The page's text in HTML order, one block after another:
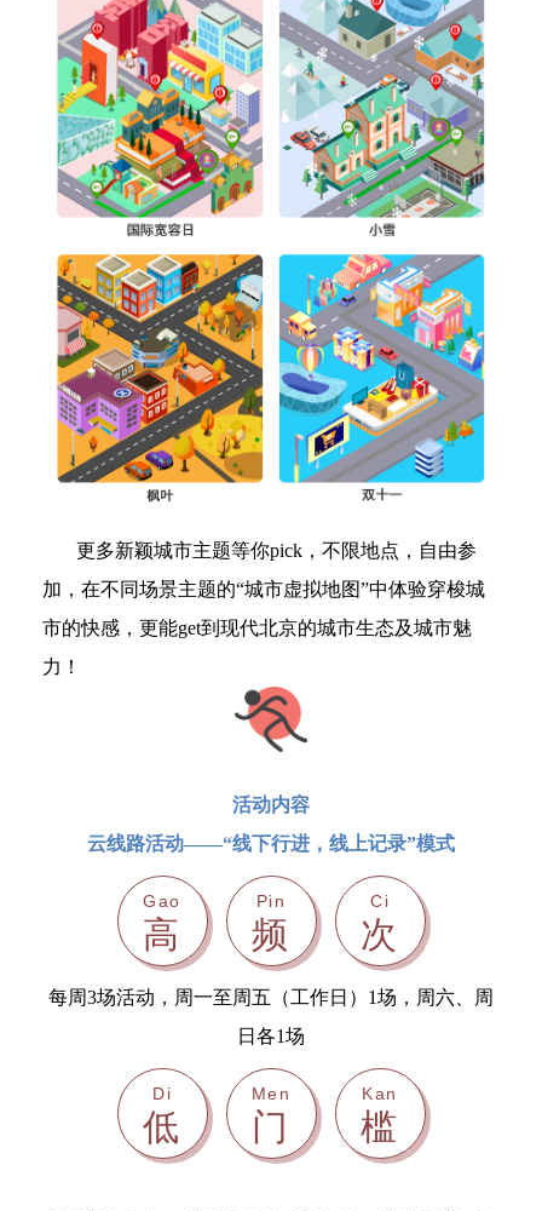
更多新颖城市主题等你pick，不限地点，自由参
加，在不同场景主题的“城市虚拟地图”中体验穿梭城
市的快感，更能get到现代北京的城市生态及城市魅
力！
活动内容
云线路活动——“线下行进，线上记录”模式
Gao
高
Pin
频
Ci
次
每周3场活动，周一至周五（工作日）1场，周六、周
日各1场
Di
低
Men
门
Kan
槛